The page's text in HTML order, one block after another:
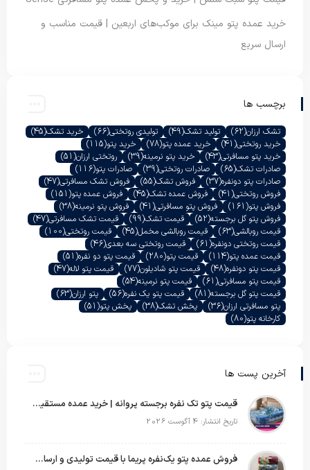
خرید عمده پتو مینک برای موکب‌های اربعین | قیمت مناسب و
ارسال سریع
برچسب ها
تشک ارزان(62) تولید تشک(49) تولیدی روتختی(66) خرید تشک(45)
خرید روتختی(41) خرید عمده پتو(78) خرید پتو(115)
خرید پتو مسافرتی(43) خرید پتو نرمینه(39) روتختی ارزان(51)
صادرات تشک(65) صادرات روتختی(39) صادرات پتو(116)
صادرات پتو دونفره(37) فروش تشک(55) فروش تشک مسافرتی(47)
فروش روتختی(41) فروش عمده تشک(45) فروش عمده پتو(151)
فروش پتو(161) فروش پتو مسافرتی(41) فروش پتو نرمینه(38)
فروش پتو گل برجسته(52) قیمت تشک(99) قیمت تشک مسافرتی(47)
قیمت روبالشی(63) قیمت روبالشی مخمل(45) قیمت روتختی(100)
قیمت روتختی دونفره(61) قیمت روتختی سه بعدی(46)
قیمت عمده پتو(114) قیمت پتو(280) قیمت پتو دو نفره(51)
قیمت پتو دونفره(48) قیمت پتو شادیلون(77) قیمت پتو لاله(47)
قیمت پتو مسافرتی(61) قیمت پتو نرمینه(54)
قیمت پتو گل برجسته(81) قیمت پتو یک نفره(56) پتو ارزان(63)
پتو مسافرتی ارزان(36) پخش تشک(38) پخش پتو(51)
کارخانه پتو(80)
آخرین پست ها
قیمت پتو تک نفره برجسته پروانه | خرید عمده مستقیم با بهترین قیمت بازار
تاریخ انتشار: 4 آگوست 2026
فروش عمده پتو یک‌نفره پریما با قیمت تولیدی و ارسال به سراسر کشور